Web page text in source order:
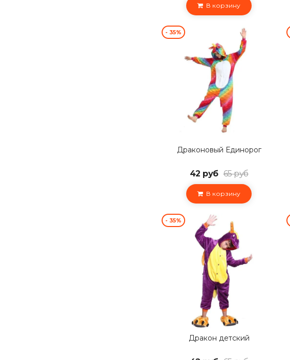
В корзину
- 35%
Драконовый Единорог
42 руб 65 руб
В корзину
- 35%
Дракон детский